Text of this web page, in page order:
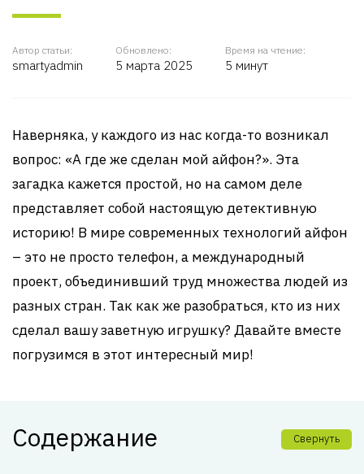
Автор статьи:
smartyadmin
Обновлено:
5 марта 2025
Время на чтение:
5 минут
Наверняка, у каждого из нас когда-то возникал
вопрос: «А где же сделан мой айфон?». Эта
загадка кажется простой, но на самом деле
представляет собой настоящую детективную
историю! В мире современных технологий айфон
– это не просто телефон, а международный
проект, объединивший труд множества людей из
разных стран. Так как же разобраться, кто из них
сделал вашу заветную игрушку? Давайте вместе
погрузимся в этот интересный мир!
Содержание Свернуть